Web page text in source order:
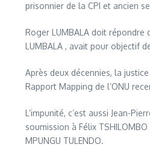
prisonnier de la CPI et ancien
Roger LUMBALA doit
LUMBALA , avait pour objectif
Après deux décennies, la
Rapport Mapping de l’ONU
L’impunité, c’est aussi Jean-
soumission à Félix
MPUNGU TULENDO.